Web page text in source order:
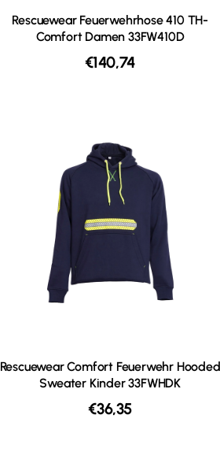
Rescuewear Feuerwehrhose 410 TH-
Comfort Damen 33FW410D
€140,74
Rescuewear Comfort Feuerwehr Hooded
Sweater Kinder 33FWHDK
€36,35